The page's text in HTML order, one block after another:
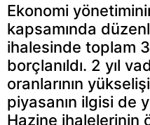
Ekonomi
kapsamında
ihalesinde toplam
borçlanıldı. 2 yıl
oranlarının
piyasanın ilgisi de
Hazine ihalelerinin